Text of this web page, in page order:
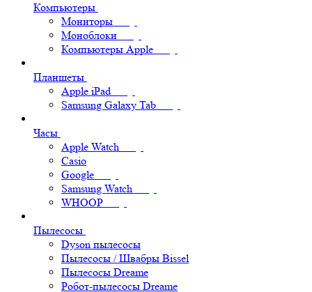
Компьютеры
Мониторы
Моноблоки
Компьютеры Apple
Планшеты
Apple iPad
Samsung Galaxy Tab
Часы
Apple Watch
Casio
Google
Samsung Watch
WHOOP
Пылесосы
Dyson пылесосы
Пылесосы / Швабры Bissel
Пылесосы Dreame
Робот-пылесосы Dreame